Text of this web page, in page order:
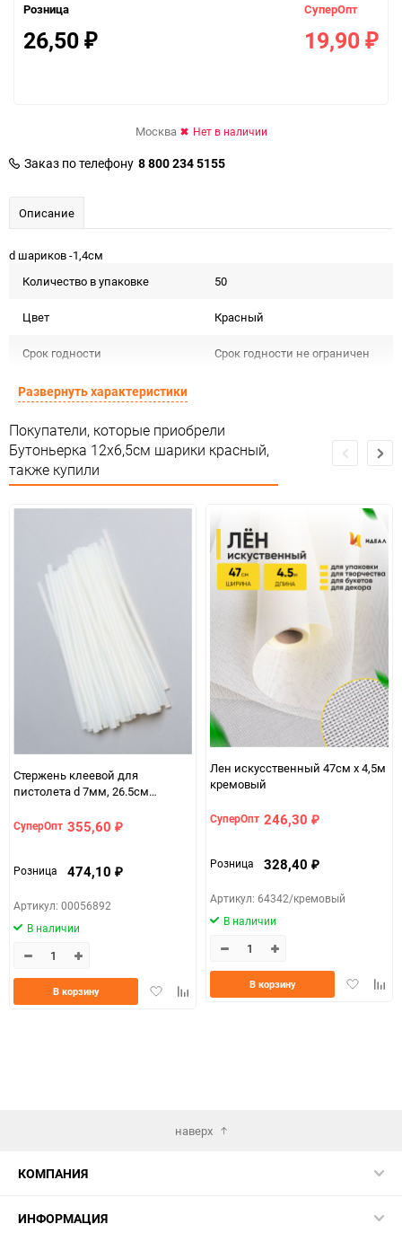
Розница
26,50 ₽
СуперОпт
19,90 ₽
Москва Нет в наличии
Заказ по телефону 8 800 234 5155
Описание
d шариков -1,4см
Количество в упаковке
50
Цвет Красный
Срок годности Срок годности не ограничен
Страна изготовителя
Предназначение товара Для декора
Сертификация Не подлежит сертификации
1
Количество в коробке 240
Единица измерения
Развернуть характеристики
Покупатели, которые приобрели
Бутоньерка 12х6,5см шарики красный,
также купили
Стержень клеевой для
пистолета d 7мм, 26.5см
СуперОпт 355,60 ₽
Розница 474,10 ₽
Артикул: 00056892
В наличии
ДобавитьДобавить
В корзину
Лен искусственный 47см х 4,5м
кремовый
СуперОпт 246,30 ₽
Розница 328,40 ₽
Артикул: 64342/кремовый
В наличии
Добавить
В корзину
наверх
КОМПАНИЯ
ИНФОРМАЦИЯ